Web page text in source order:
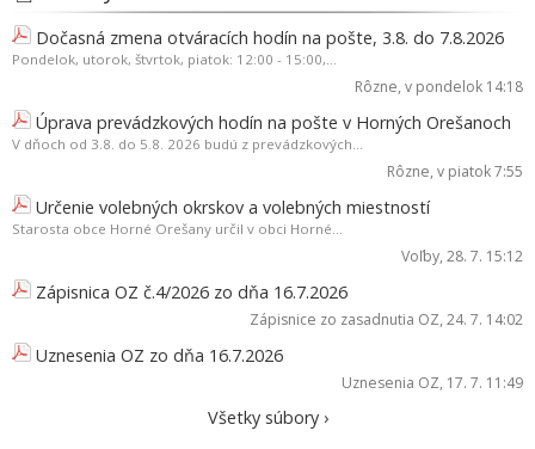
Dočasná zmena otváracích hodín na pošte, 3.8. do 7.8.2026
Pondelok, utorok, štvrtok, piatok: 12:00 - 15:00,...
Rôzne, v pondelok 14:18
Úprava prevádzkových hodín na pošte v Horných Orešanoch
V dňoch od 3.8. do 5.8. 2026 budú z prevádzkových...
Rôzne, v piatok 7:55
Určenie volebných okrskov a volebných miestností
Starosta obce Horné Orešany určil v obci Horné...
Voľby, 28. 7. 15:12
Zápisnica OZ č.4/2026 zo dňa 16.7.2026
Zápisnice zo zasadnutia OZ, 24. 7. 14:02
Uznesenia OZ zo dňa 16.7.2026
Uznesenia OZ, 17. 7. 11:49
Všetky súbory ›